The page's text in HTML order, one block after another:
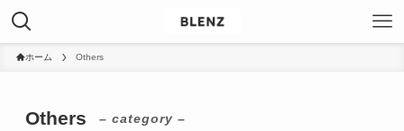
ホーム Others
Others – category –